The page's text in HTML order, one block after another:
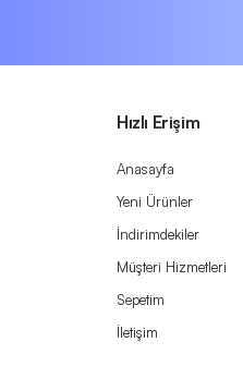
Hızlı Erişim
Anasayfa
Yeni Ürünler
İndirimdekiler
Müşteri Hizmetleri
Sepetim
İletişim